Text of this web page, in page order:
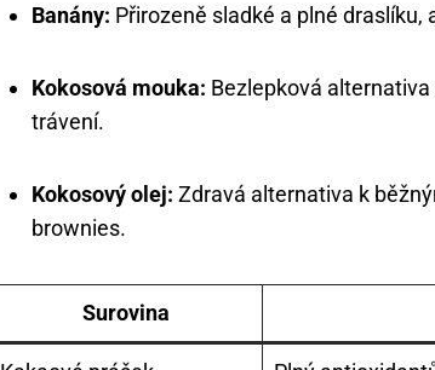
Banány: Přirozeně sladké a plné
Kokosová mouka: Bezlepková
trávení.
Kokosový olej: Zdravá alternativa k
brownies.
Surovina